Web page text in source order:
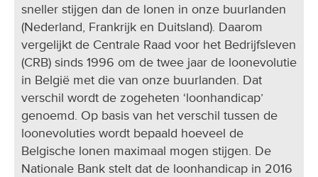
sneller stijgen dan de lonen in onze buurlanden
(Nederland, Frankrijk en Duitsland). Daarom
vergelijkt de Centrale Raad voor het Bedrijfsleven
(CRB) sinds 1996 om de twee jaar de loonevolutie
in België met die van onze buurlanden. Dat
verschil wordt de zogeheten ‘loonhandicap’
genoemd. Op basis van het verschil tussen de
loonevoluties wordt bepaald hoeveel de
Belgische lonen maximaal mogen stijgen. De
Nationale Bank stelt dat de loonhandicap in 2016